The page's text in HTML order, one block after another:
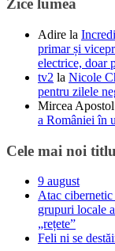
Zice lumea
Adire la
primar și
electrice, doar
tv2 la Nicole
pentru zilele
Mircea Apostol
a României în
Cele mai noi
9 august
Atac
grupuri locale
„rețete”
Feli ni se